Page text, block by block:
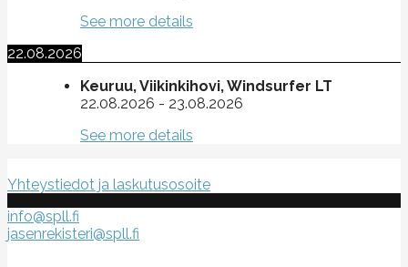
See more details
22.08.2026
Keuruu, Viikinkihovi, Windsurfer LT
22.08.2026 - 23.08.2026
See more details
Yhteystiedot ja laskutusosoite
info@spll.fi
jasenrekisteri@spll.fi